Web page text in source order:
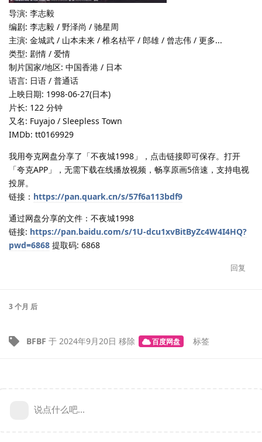
导演: 李志毅
编剧: 李志毅 / 野泽尚 / 驰星周
主演: 金城武 / 山本未来 / 椎名桔平 / 郎雄 / 曾志伟 / 更多...
类型: 剧情 / 爱情
制片国家/地区: 中国香港 / 日本
语言: 日语 / 普通话
上映日期: 1998-06-27(日本)
片长: 122 分钟
又名: Fuyajo / Sleepless Town
IMDb: tt0169929
我用夸克网盘分享了「不夜城1998」，点击链接即可保存。打开
「夸克APP」，无需下载在线播放视频，畅享原画5倍速，支持电视
投屏。
链接： https://pan.quark.cn/s/57f6a113bdf9
通过网盘分享的文件：不夜城1998
链接: https://pan.baidu.com/s/1U-dcu1xvBitByZc4W4I4HQ?
pwd=6868 提取码: 6868
回复
3 个月 后
BFBF 于 2024年9月20日 移除 百度网盘 标签
说点什么吧...